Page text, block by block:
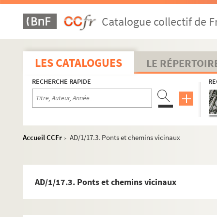
Catalogue collectif de
LES CATALOGUES LE
RECHERCHE RAPIDE
Accueil CCFr > AD/1/17.3. Ponts et chemins vicinaux
AD/1/17.3. Ponts et chemins vicinaux
Travaux de voirie
Boîte 1